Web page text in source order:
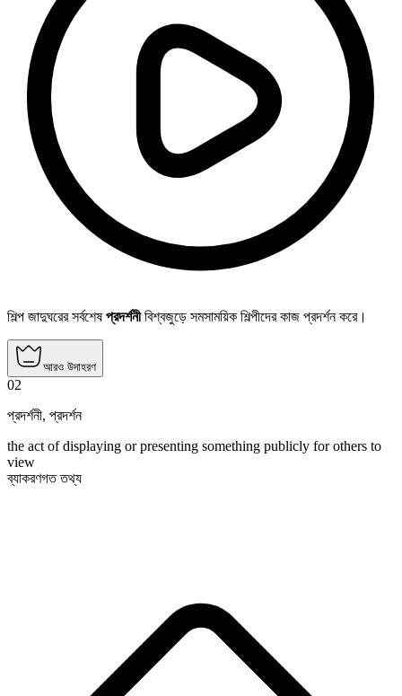
শিল্প জাদুঘরের সর্বশেষপ্রদর্শনীবিশ্বজুড়ে সমসাময়িক শিল্পীদের কাজ প্রদর্শন করে।
আরও উদাহরণ
02
প্রদর্শনী, প্রদর্শন
the act of displaying or presenting something publicly for others to
view
ব্যাকরণগত তথ্য